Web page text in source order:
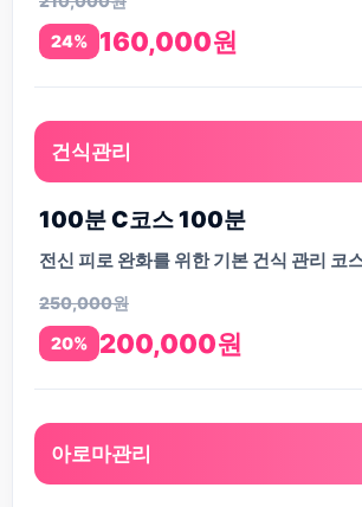
24%
160,000원
건식관리
100분 C코스 100분
전신 피로 완화를 위한 기본 건식 관리 코
250,000원
20% 200,000원
아로마관리